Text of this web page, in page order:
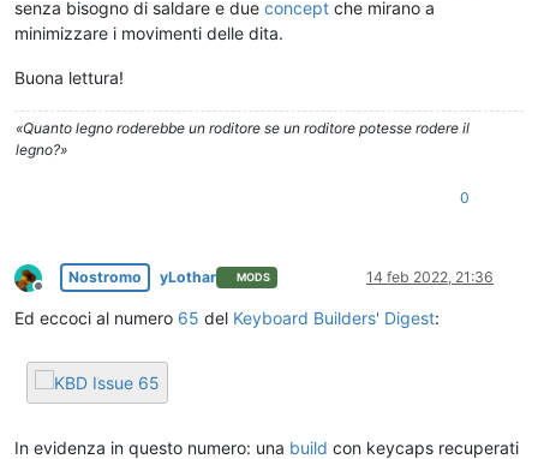
senza bisogno di saldare e due concept che mirano a
minimizzare i movimenti delle dita.
Buona lettura!
«Quanto legno roderebbe un roditore se un roditore potesse rodere il
legno?»
0
Non in linea
Nostromo yLothar MODS 14 feb 2022, 21:36
Ed eccoci al numero 65 del Keyboard Builders' Digest:
In evidenza in questo numero: una build con keycaps recuperati